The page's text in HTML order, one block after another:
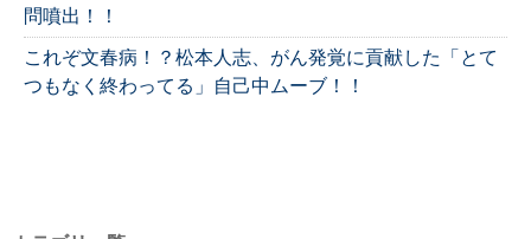
問噴出！！
これぞ文春病！？松本人志、がん発覚に貢献した「とて
つもなく終わってる」自己中ムーブ！！